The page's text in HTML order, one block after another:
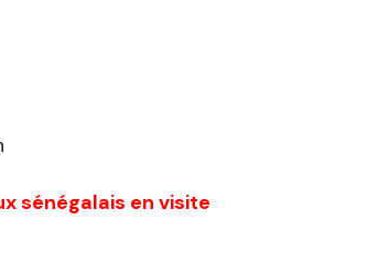
sénégalais en visite